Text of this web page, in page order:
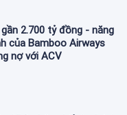
2.700 tỷ đồng - năng
của Bamboo Airways
nợ với ACV